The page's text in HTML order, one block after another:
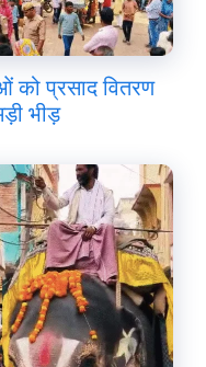
को प्रसाद वितरण
भीड़